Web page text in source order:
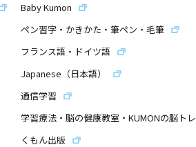
Baby Kumon
ペン習字・かきかた・筆ペン・毛筆
フランス語・ドイツ語
Japanese（日本語）
通信学習
学習療法・脳の健康教室・KUMONの脳トレ
くもん出版